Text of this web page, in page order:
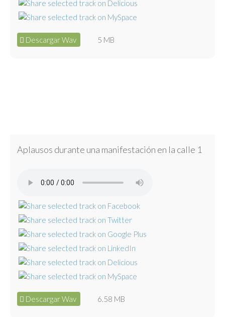
Descargar Wav 5 MB
Aplausos durante una manifestación en la calle 1
Descargar Wav 6.58 MB